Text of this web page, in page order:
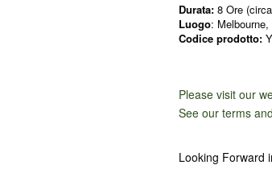
Durata: 8 Ore
Luogo:
Codice prodotto:
Please visit our
See our terms
Looking Forward